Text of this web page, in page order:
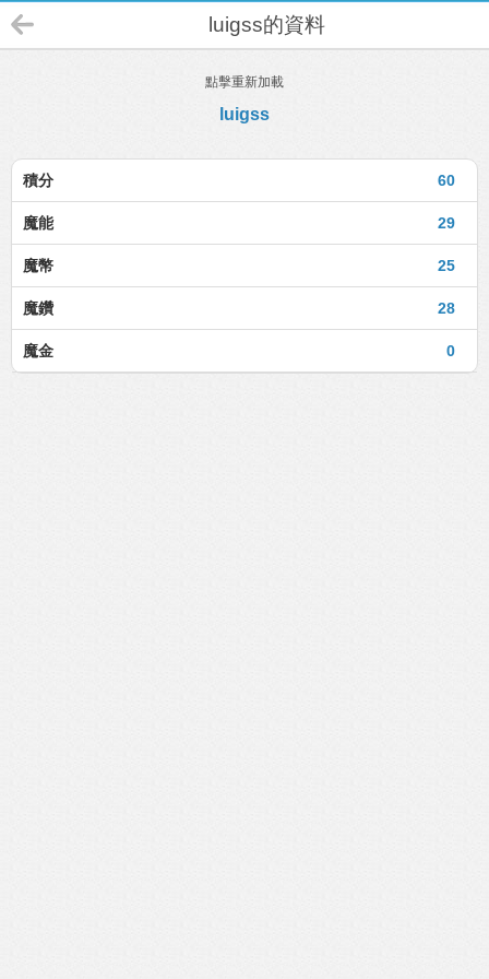
luigss的資料
點擊重新加載
luigss
60
積分
29
魔能
25
魔幣
28
魔鑽
0
魔金